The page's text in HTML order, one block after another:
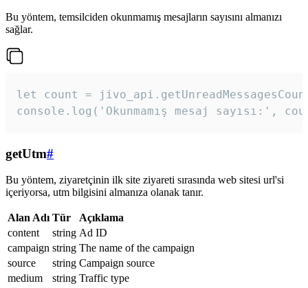
Bu yöntem, temsilciden okunmamış mesajların sayısını almanızı
sağlar.
let count =
console.log('Okunmamış mesaj sayısı:',
getUtm#
Bu yöntem, ziyaretçinin ilk site ziyareti sırasında web sitesi url'si
içeriyorsa, utm bilgisini almanıza olanak tanır.
Alan Adı Tür
Açıklama
content
string Ad ID
campaign string The name of the campaign
source
string Campaign source
medium
string Traffic type